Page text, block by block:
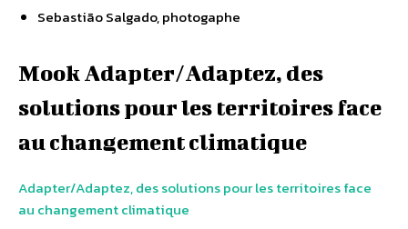
Sebastião Salgado, photogaphe
Mook Adapter/Adaptez, des
solutions pour les territoires face
au changement climatique
Adapter/Adaptez, des solutions pour les territoires face
au changement climatique